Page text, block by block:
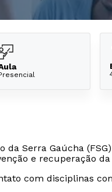
da Serra Gaúcha
e recuperação
com disciplinas